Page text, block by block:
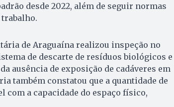
desde 2022, além de seguir normas
trabalho.
de Araguaína realizou inspeção no
de descarte de resíduos biológicos e
ausência de exposição de cadáveres em
também constatou que a quantidade de
com a capacidade do espaço físico,